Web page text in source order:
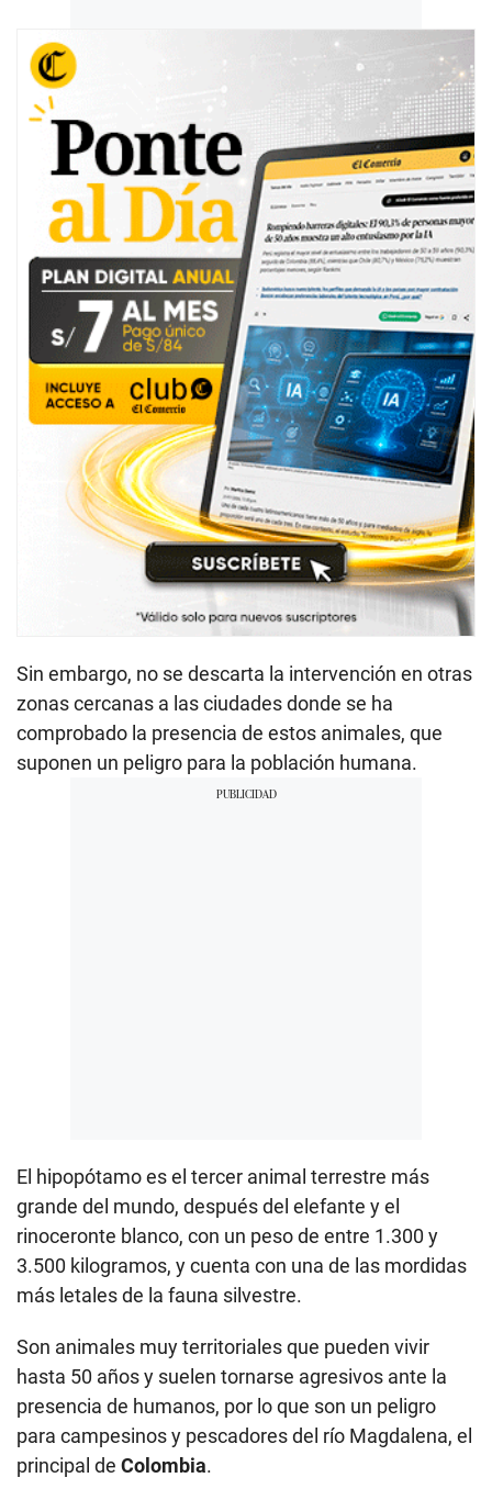
Sin embargo, no se descarta la intervención en otras
zonas cercanas a las ciudades donde se ha
comprobado la presencia de estos animales, que
suponen un peligro para la población humana.
El hipopótamo es el tercer animal terrestre más
grande del mundo, después del elefante y el
rinoceronte blanco, con un peso de entre 1.300 y
3.500 kilogramos, y cuenta con una de las mordidas
más letales de la fauna silvestre.
Son animales muy territoriales que pueden vivir
hasta 50 años y suelen tornarse agresivos ante la
presencia de humanos, por lo que son un peligro
para campesinos y pescadores del río Magdalena, el
principal de Colombia.